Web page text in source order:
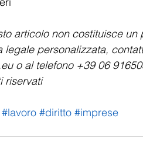
articolo non costituisce
legale personalizzata,
o al telefono +39 06
riservati
#lavoro #diritto #imprese